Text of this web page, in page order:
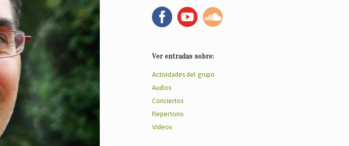
Ver entradas sobre:
Actividades del grupo
Audios
Conciertos
Repertorio
Vídeos